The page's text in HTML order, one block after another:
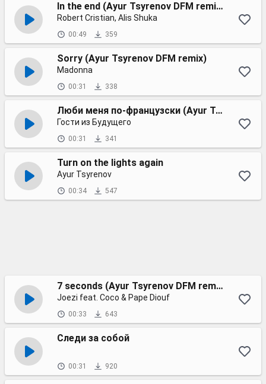
In the end (Ayur Tsyrenov DFM remix)
Robert Cristian, Alis Shuka
00:49 359
Sorry (Ayur Tsyrenov DFM remix)
Madonna
00:31 338
Люби меня по-французски (Ayur Tsyrenov remix)
Гости из Будущего
00:31 341
Turn on the lights again
Ayur Tsyrenov
00:34 547
7 seconds (Ayur Tsyrenov DFM remix)
Joezi feat. Coco & Pape Diouf
00:33 643
Следи за собой
00:31 920